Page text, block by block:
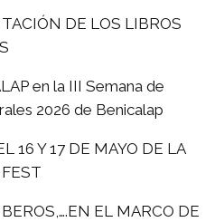
DE LOS LIBROS
en la III Semana de
2026 de Benicalap
16 Y 17 DE MAYO DE LA
EL MARCO DE